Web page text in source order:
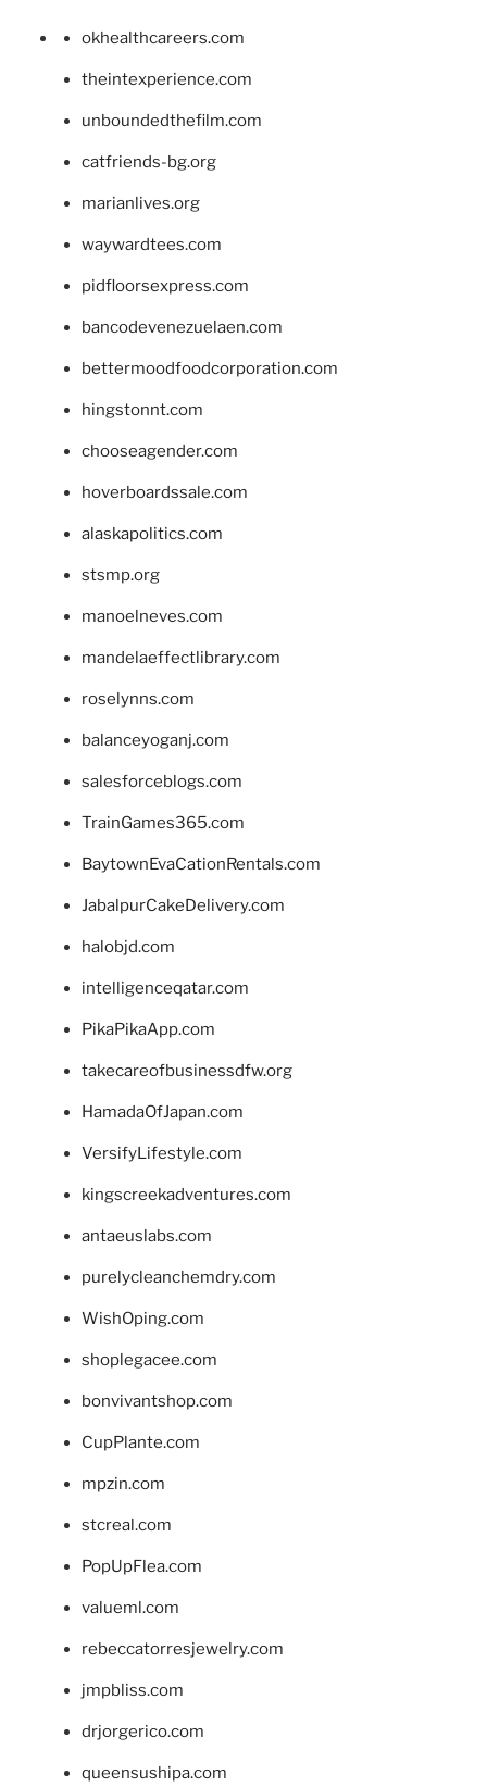
okhealthcareers.com
theintexperience.com
unboundedthefilm.com
catfriends-bg.org
marianlives.org
waywardtees.com
pidfloorsexpress.com
bancodevenezuelaen.com
bettermoodfoodcorporation.com
hingstonnt.com
chooseagender.com
hoverboardssale.com
alaskapolitics.com
stsmp.org
manoelneves.com
mandelaeffectlibrary.com
roselynns.com
balanceyoganj.com
salesforceblogs.com
TrainGames365.com
BaytownEvaCationRentals.com
JabalpurCakeDelivery.com
halobjd.com
intelligenceqatar.com
PikaPikaApp.com
takecareofbusinessdfw.org
HamadaOfJapan.com
VersifyLifestyle.com
kingscreekadventures.com
antaeuslabs.com
purelycleanchemdry.com
WishOping.com
shoplegacee.com
bonvivantshop.com
CupPlante.com
mpzin.com
stcreal.com
PopUpFlea.com
valueml.com
rebeccatorresjewelry.com
jmpbliss.com
drjorgerico.com
queensushipa.com